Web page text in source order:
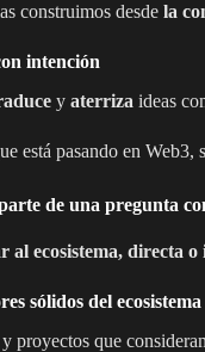
construimos desde la
intención
y aterriza ideas
está pasando en Web3,
de una pregunta
al ecosistema, directa
sólidos del ecosistema
proyectos que